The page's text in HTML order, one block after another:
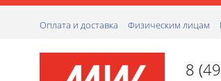
Оплата и доставка Физическим лицам
8